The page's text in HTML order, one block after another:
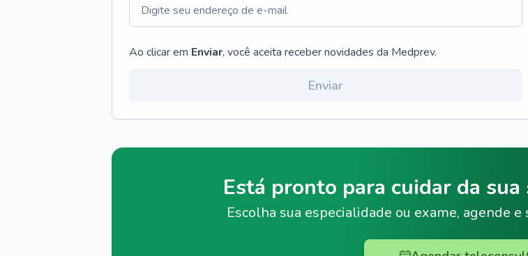
Ao clicar em Enviar, você aceita receber novidades da Medprev.
Enviar
Está pronto para cuidar da sua
Escolha sua especialidade ou exame, agende